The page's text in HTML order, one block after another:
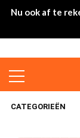
Nu ook af te
CATEGORIEËN